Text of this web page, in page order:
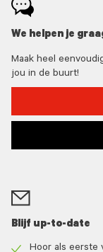
We helpen je
Maak heel
jou in de buurt!
Blijf up-to-date
Hoor als eerste